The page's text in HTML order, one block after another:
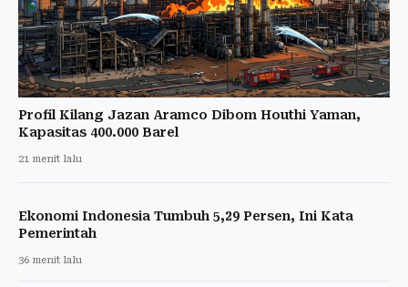
Profil Kilang Jazan Aramco Dibom Houthi Yaman,
Kapasitas 400.000 Barel
21 menit lalu
Ekonomi Indonesia Tumbuh 5,29 Persen, Ini Kata
Pemerintah
36 menit lalu